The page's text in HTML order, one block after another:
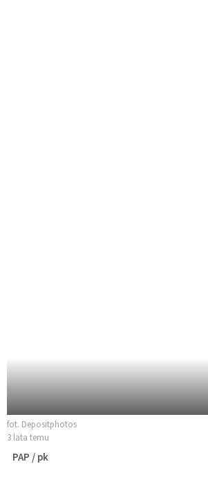
fot. Depositphotos
3 lata temu
PAP / pk